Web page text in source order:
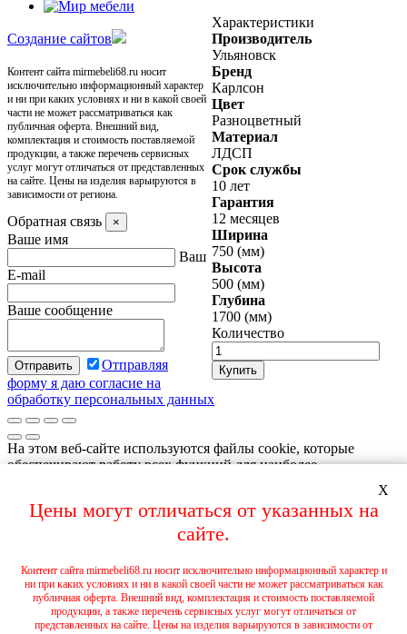
Характеристики
Производитель
Ульяновск
Бренд
Карлсон
Цвет
Разноцветный
Материал
ЛДСП
Срок службы
10 лет
Гарантия
12 месяцев
Ширина
750 (мм)
Высота
500 (мм)
Глубина
1700 (мм)
Количество
Купить
Cоздание сайтов
Контент сайта mirmebeli68.ru носит
исключительно информационный характер
и ни при каких условиях и ни в какой своей
части не может рассматриваться как
публичная оферта. Внешний вид,
комплектация и стоимость поставляемой
продукции, а также перечень сервисных
услуг могут отличаться от представленных
на сайте. Цены на изделия варьируются в
зависимости от региона.
Обратная связь ×
Ваше имя
Ваш
E-mail
Ваше сообщение
Отправляя
форму я даю согласие на
обработку персональных данных
X
Цены могут отличаться от указанных на
сайте.
Контент сайта mirmebeli68.ru носит исключительно информационный характер и
ни при каких условиях и ни в какой своей части не может рассматриваться как
публичная оферта. Внешний вид, комплектация и стоимость поставляемой
продукции, а также перечень сервисных услуг могут отличаться от
представленных на сайте. Цены на изделия варьируются в зависимости от
На этом веб-сайте используются файлы cookie, которые
обеспечивают работу всех функций для наиболее
персонализации сервисов и удобства пользователей. Если вы
не хотите принимать постоянные файлы cookie, пожалуйста,
Продолжая навигацию по сайту, вы даете согласие на
обработку, в т.ч. с помощью метрических программ
Яндекс.Метрика, Яндекс.Вебмастер, ваших пользовательских
данных. А так же вы предоставляете свое согласие на
использование файлов cookie на этом веб-сайте. Более